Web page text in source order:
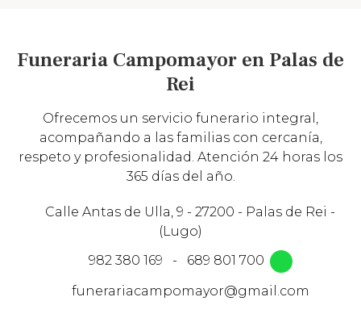
Funeraria Campomayor en Palas de
Rei
Ofrecemos un servicio funerario integral,
acompañando a las familias con cercanía,
respeto y profesionalidad. Atención 24 horas los
365 días del año.
Calle Antas de Ulla, 9 - 27200 - Palas de Rei -
(Lugo)
982 380 169
-
689 801 700
funerariacampomayor@gmail.com